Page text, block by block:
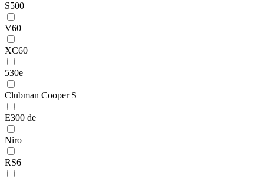
S500
V60
XC60
530e
Clubman Cooper S
E300 de
Niro
RS6